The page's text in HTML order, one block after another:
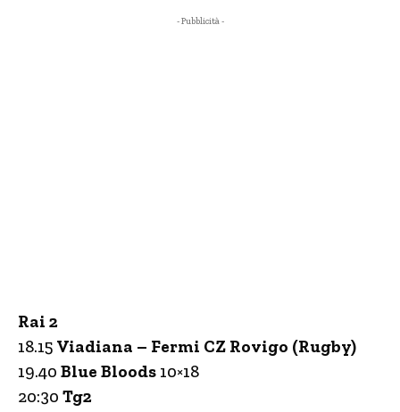
- Pubblicità -
Rai 2
18.15 Viadiana – Fermi CZ Rovigo (Rugby)
19.40 Blue Bloods 10×18
20:30 Tg2